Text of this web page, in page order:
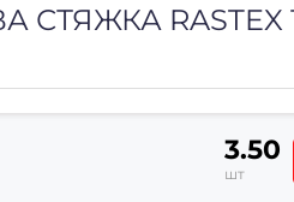
RASTEX
3.50
шт